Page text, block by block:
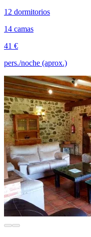
12 dormitorios
14 camas
41 €
pers./noche (aprox.)